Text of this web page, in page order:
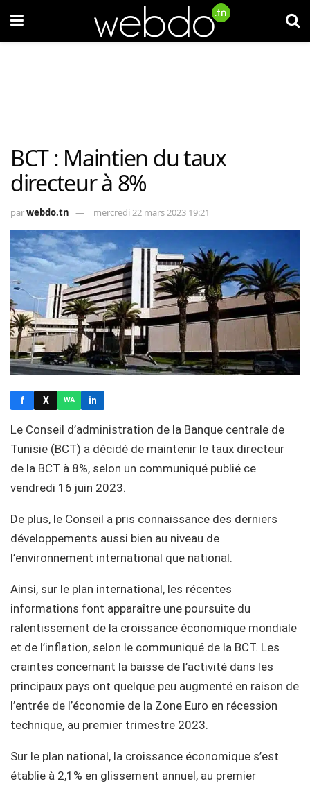
BCT : Maintien du taux
directeur à 8%
parwebdo.tn mercredi 22 mars 2023 19:21
f X WA in
Le Conseil d’administration de la Banque centrale de
Tunisie (BCT) a décidé de maintenir le taux directeur
de la BCT à 8%, selon un communiqué publié ce
vendredi 16 juin 2023.
De plus, le Conseil a pris connaissance des derniers
développements aussi bien au niveau de
l’environnement international que national.
Ainsi, sur le plan international, les récentes
informations font apparaître une poursuite du
ralentissement de la croissance économique mondiale
et de l’inflation, selon le communiqué de la BCT. Les
craintes concernant la baisse de l’activité dans les
principaux pays ont quelque peu augmenté en raison de
l’entrée de l’économie de la Zone Euro en récession
technique, au premier trimestre 2023.
Sur le plan national, la croissance économique s’est
établie à 2,1% en glissement annuel, au premier